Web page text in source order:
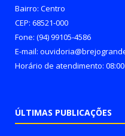
Bairro: Centro
CEP: 68521-000
Fone: (94) 99105-4586
E-mail:
Horário de atendimento:
ÚLTIMAS PUBLICAÇÕES